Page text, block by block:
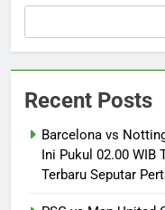
Recent Posts
Barcelona vs
Ini Pukul 02.00 WIB
Terbaru Seputar